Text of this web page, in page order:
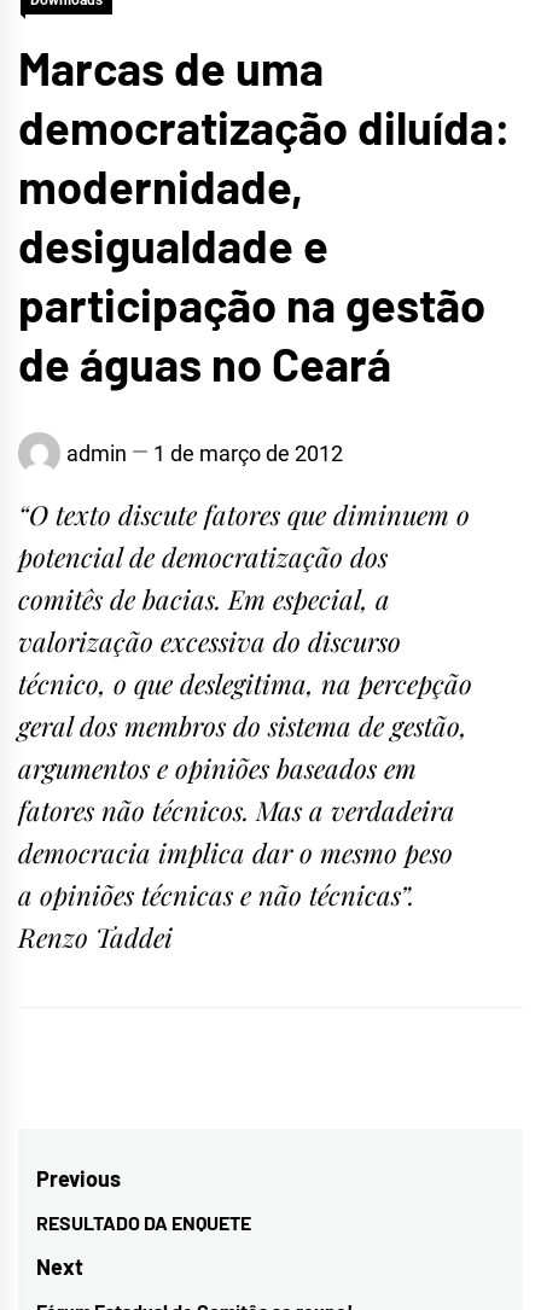
Marcas de uma
democratização diluída:
modernidade,
desigualdade e
participação na gestão
de águas no Ceará
admin 1 de março de 2012
“O texto discute fatores que diminuem o
potencial de democratização dos
comitês de bacias. Em especial, a
valorização excessiva do discurso
técnico, o que deslegitima, na percepção
geral dos membros do sistema de gestão,
argumentos e opiniões baseados em
fatores não técnicos. Mas a verdadeira
democracia implica dar o mesmo peso
a opiniões técnicas e não técnicas”.
Renzo Taddei
Navegação
de
Post
Previous
Previous
post:
RESULTADO DA ENQUETE
Next